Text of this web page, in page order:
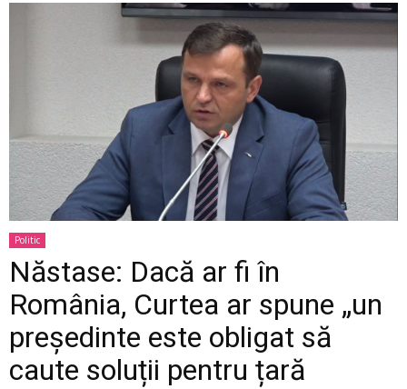
Politic
Năstase: Dacă ar fi în
România, Curtea ar spune „un
președinte este obligat să
caute soluții pentru țară